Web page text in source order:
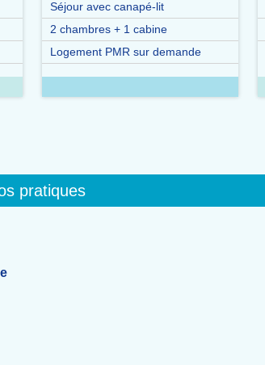
Séjour avec canapé-lit
2 chambres + 1 cabine
Logement PMR sur demande
pratiques